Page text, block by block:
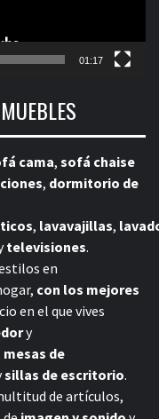
01:17
cama, sofá chaise
, dormitorio de
, lavavajillas,
televisiones.
en
con los mejores
en el que vives
y
mesas de
sillas de escritorio.
de artículos,